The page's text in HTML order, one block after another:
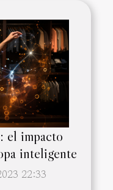
el impacto
inteligente
22:33